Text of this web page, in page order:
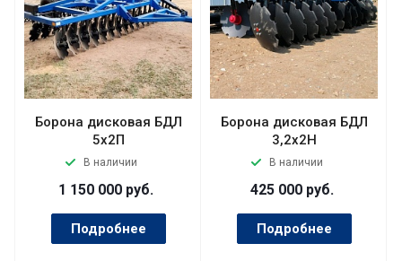
Борона дисковая БДЛ
5х2П
В наличии
1 150 000 руб.
Подробнее
Борона дисковая БДЛ
3,2x2Н
В наличии
425 000 руб.
Подробнее